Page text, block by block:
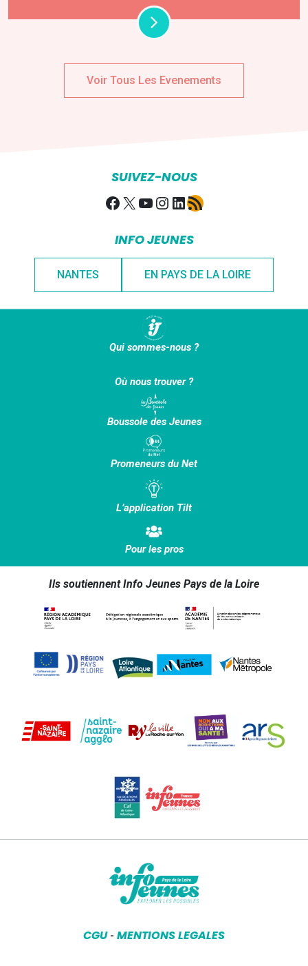
Voir Tous Les Evenements
SUIVEZ-NOUS
Facebook
X YouTube
Instagram
LinkedIn
Flux RSS
INFO JEUNES
NANTES EN PAYS DE LA LOIRE
Qui sommes-nous ?
Où nous trouver ?
Boussole des Jeunes
Promeneurs du Net
L’application Tilt
Pour les pros
Ils soutiennent Info Jeunes Pays de la Loire
CGU- MENTIONS LEGALES